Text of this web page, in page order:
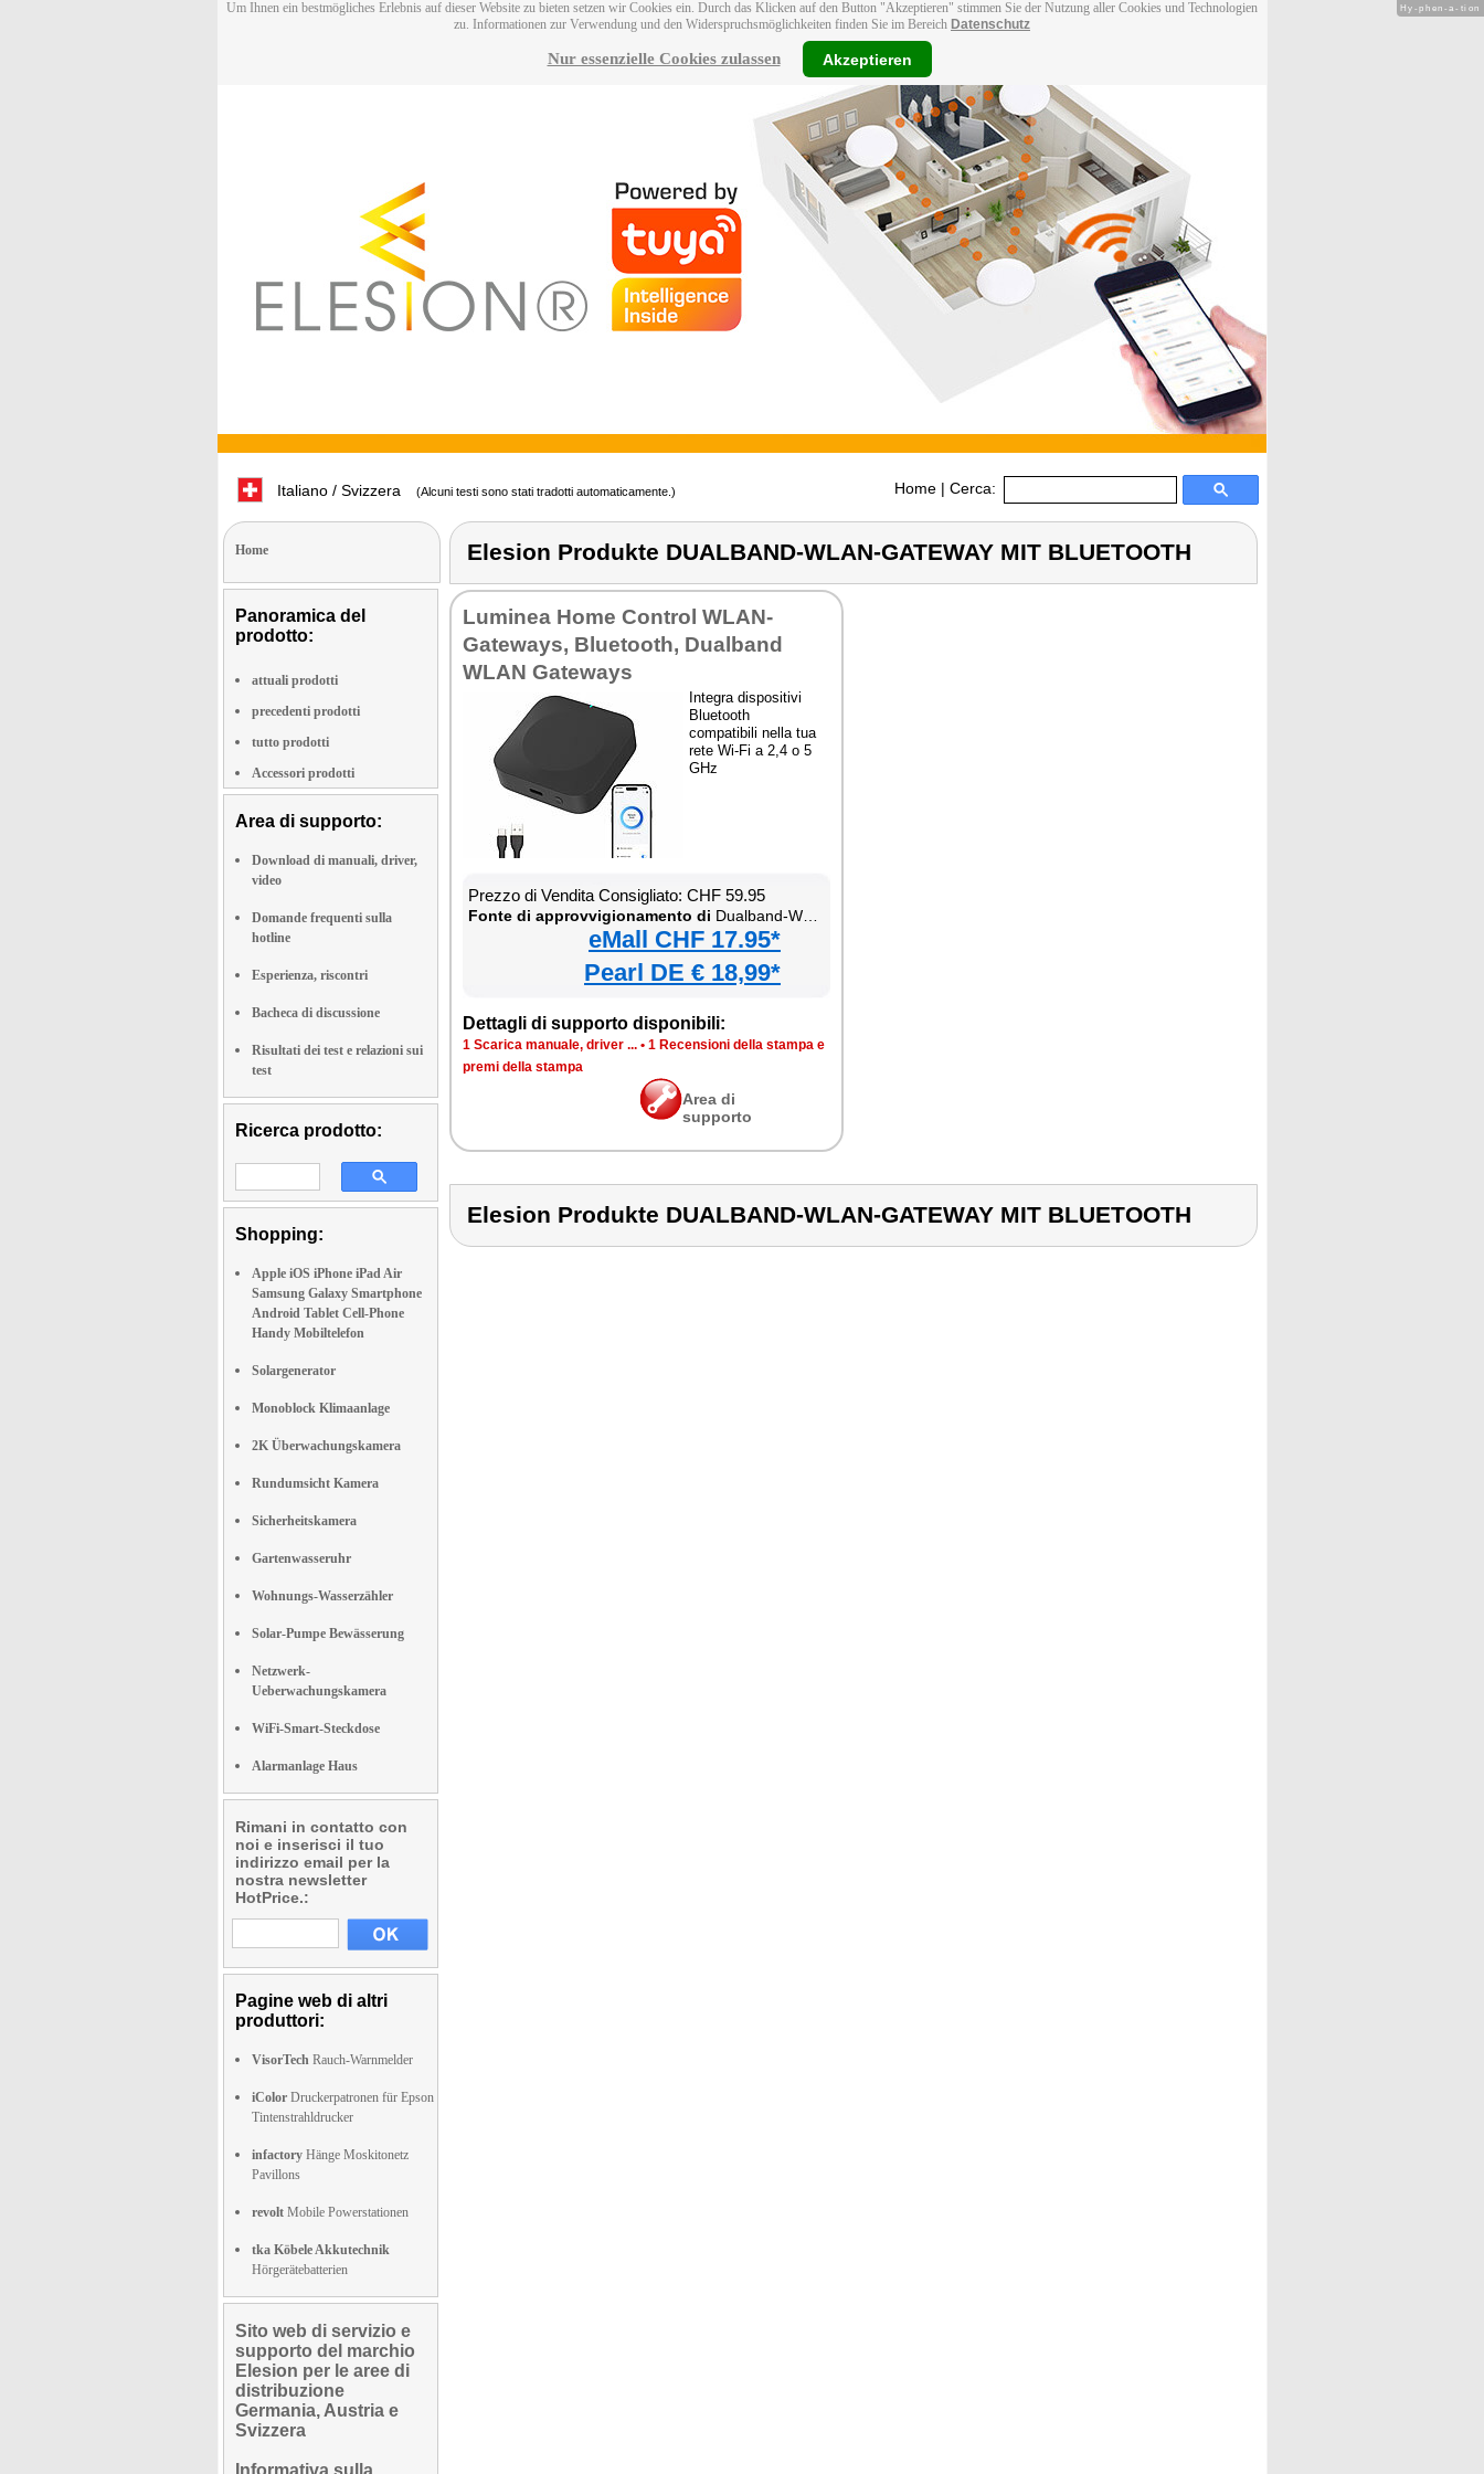
Um Ihnen ein bestmögliches Erlebnis auf dieser Website zu bieten setzen wir Cookies ein. Durch das Klicken auf den Button "Akzeptieren" stimmen Sie der Nutzung aller Cookies und Technologien
zu. Informationen zur Verwendung und den Widerspruchsmöglichkeiten finden Sie im Bereich Datenschutz
Nur essenzielle Cookies zulassen Akzeptieren
Italiano / Svizzera (Alcuni testi sono stati tradotti automaticamente.) Home | Cerca:
Home
Panoramica del
prodotto:
attuali prodotti
precedenti prodotti
tutto prodotti
Accessori prodotti
Area di supporto:
Download di manuali, driver,
video
Domande frequenti sulla
hotline
Esperienza, riscontri
Bacheca di discussione
Risultati dei test e relazioni sui
test
Ricerca prodotto:
Shopping:
Apple iOS iPhone iPad Air
Samsung Galaxy Smartphone
Android Tablet Cell-Phone
Handy Mobiltelefon
Solargenerator
Monoblock Klimaanlage
2K Überwachungskamera
Rundumsicht Kamera
Sicherheitskamera
Gartenwasseruhr
Wohnungs-Wasserzähler
Solar-Pumpe Bewässerung
Netzwerk-
Ueberwachungskamera
WiFi-Smart-Steckdose
Alarmanlage Haus
Rimani in contatto con
noi e inserisci il tuo
indirizzo email per la
nostra newsletter
HotPrice.:
Pagine web di altri
produttori:
VisorTech Rauch-Warnmelder
iColor Druckerpatronen für Epson
Tintenstrahldrucker
infactory Hänge Moskitonetz
Pavillons
revolt Mobile Powerstationen
tka Köbele Akkutechnik
Hörgerätebatterien
Sito web di servizio e
supporto del marchio
Elesion per le aree di
distribuzione
Germania, Austria e
Svizzera
Informativa sulla
Elesion Produkte DUALBAND-WLAN-GATEWAY MIT BLUETOOTH
Luminea Home Control WLAN-
Gateways, Bluetooth, Dualband
WLAN Gateways
Integra dispositivi
Bluetooth
compatibili nella tua
rete Wi-Fi a 2,4 o 5
GHz
Prezzo di Vendita Consigliato: CHF 59.95
Fonte di approvvigionamento di Dualband-WLAN-Gateway mit Bluetooth
eMall CHF 17.95*
Pearl DE € 18,99*
Dettagli di supporto disponibili:
1 Scarica manuale, driver ... • 1 Recensioni della stampa e
premi della stampa
Area di
supporto
Elesion Produkte DUALBAND-WLAN-GATEWAY MIT BLUETOOTH
Hy-phen-a-tion